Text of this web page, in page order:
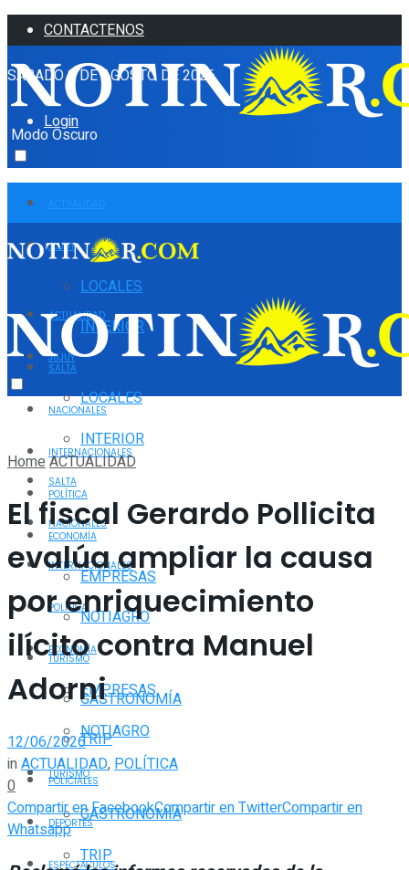
CONTACTENOS
SÁBADO 8 DE AGOSTO DE 2026
Login
Modo Oscuro
JUJUY
LOCALES
INTERIOR
SALTA
NACIONALES
INTERNACIONALES
POLÍTICA
ECONOMÍA
EMPRESAS
NOTIAGRO
TURISMO
GASTRONOMÍA
TRIP
POLICIALES
DEPORTES
ESPECTÁCULOS
ACTUALIDAD
JUJUY
LOCALES
INTERIOR
SALTA
NACIONALES
INTERNACIONALES
POLÍTICA
ECONOMÍA
EMPRESAS
NOTIAGRO
TURISMO
GASTRONOMÍA
TRIP
HomeACTUALIDAD
El fiscal Gerardo Pollicita
evalúa ampliar la causa
por enriquecimiento
ilícito contra Manuel
Adorni
12/06/2026
inACTUALIDAD,POLÍTICA
0
Compartir en FacebookCompartir en TwitterCompartir en
Whatsapp